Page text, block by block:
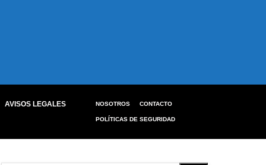
AVISOS LEGALES
NOSOTROS CONTACTO
POLÍTICAS DE SEGURIDAD